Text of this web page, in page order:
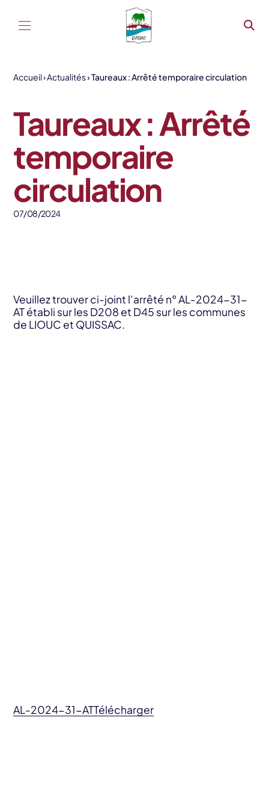
Accueil Actualités Taureaux : Arrêté temporaire circulation
Taureaux : Arrêté
temporaire
circulation
07/08/2024
Veuillez trouver ci-joint l’arrêté n° AL-2024-31-
AT établi sur les D208 et D45 sur les communes
de LIOUC et QUISSAC.
AL-2024-31-ATTélécharger